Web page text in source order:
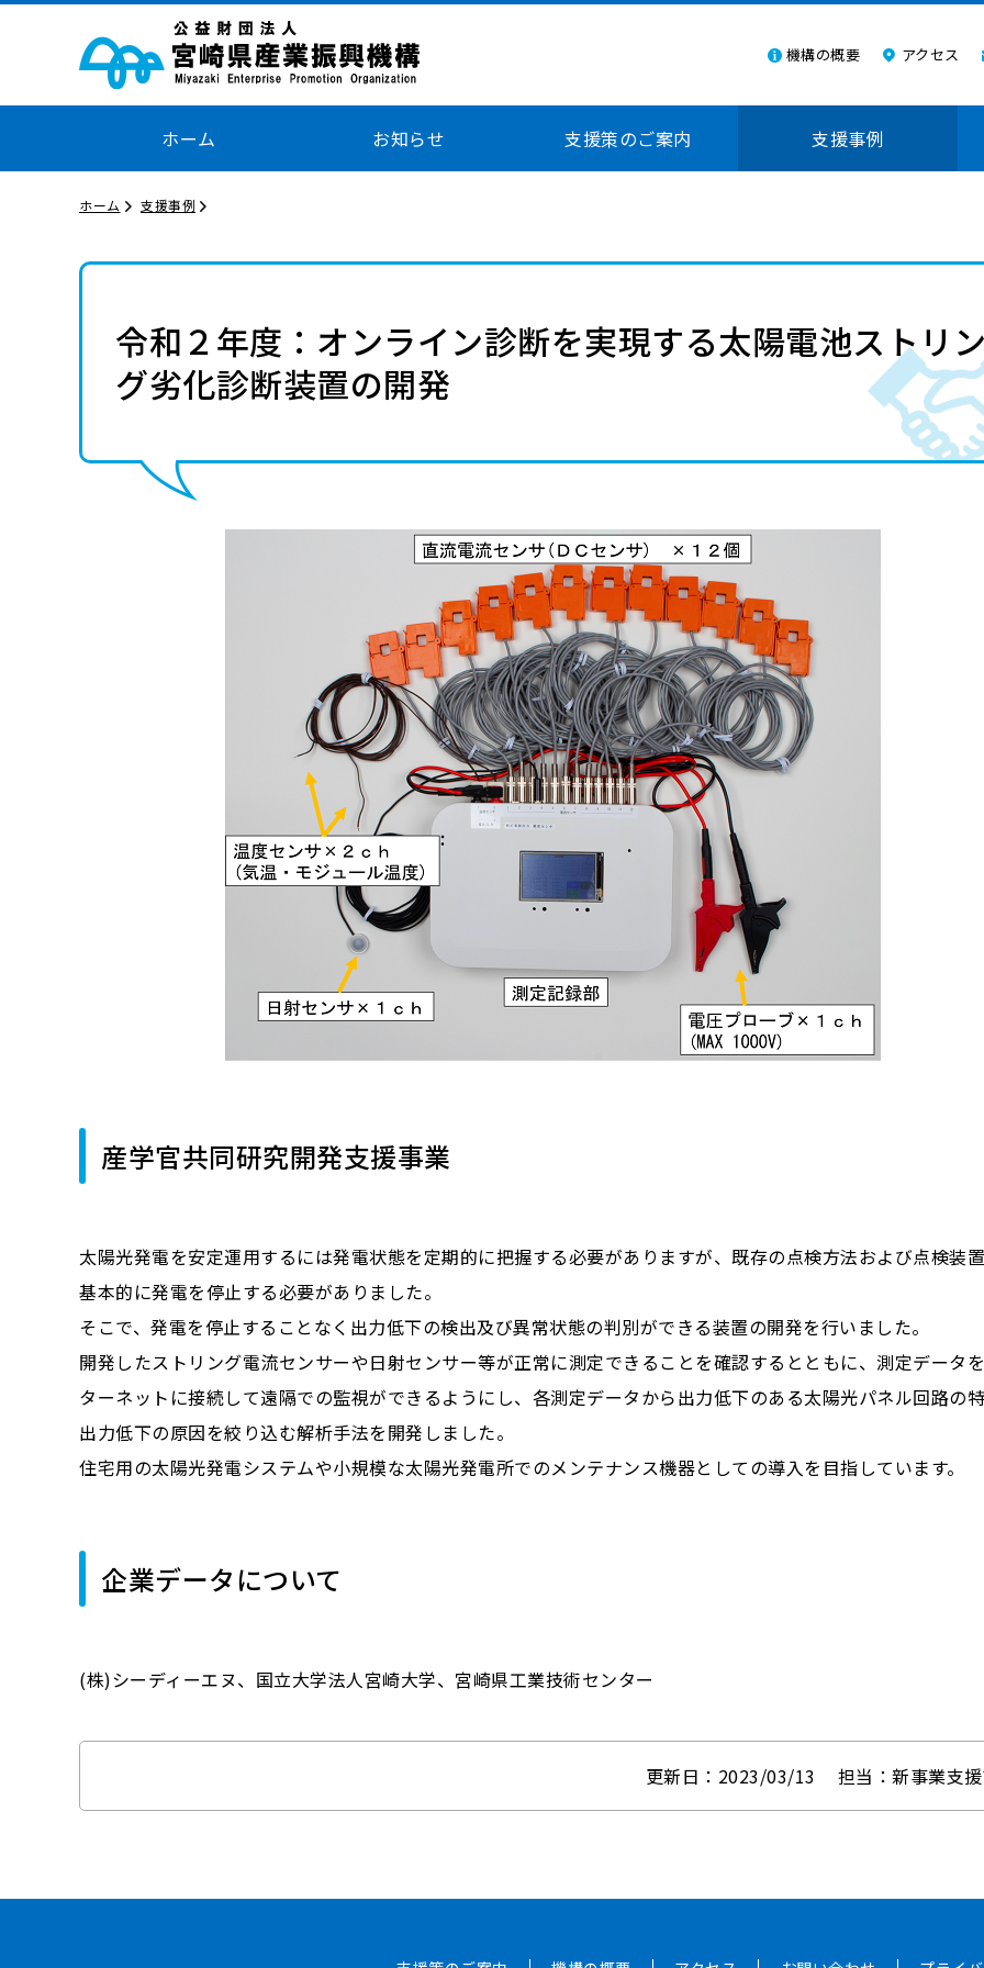
機構の概要 アクセス
ホーム お知らせ 支援策のご案内 支援事例
ホーム 支援事例
令和２年度：オンライン診断を実現する太陽電池ストリン
グ劣化診断装置の開発
産学官共同研究開発支援事業
太陽光発電を安定運用するには発電状態を定期的に把握する必要がありますが、既存の点検方法および点検装
基本的に発電を停止する必要がありました。
そこで、発電を停止することなく出力低下の検出及び異常状態の判別ができる装置の開発を行いました。
開発したストリング電流センサーや日射センサー等が正常に測定できることを確認するとともに、測定データ
ターネットに接続して遠隔での監視ができるようにし、各測定データから出力低下のある太陽光パネル回路の
出力低下の原因を絞り込む解析手法を開発しました。
住宅用の太陽光発電システムや小規模な太陽光発電所でのメンテナンス機器としての導入を目指しています。
企業データについて
(株)シーディーエヌ、国立大学法人宮崎大学、宮崎県工業技術センター
更新日：2023/03/13 担当：新事業支